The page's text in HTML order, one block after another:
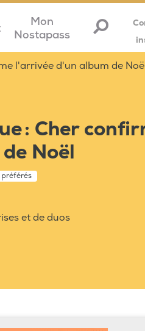
Mon
Nostapass
l'arrivée d'un album de
: Cher
Noël
et de duos